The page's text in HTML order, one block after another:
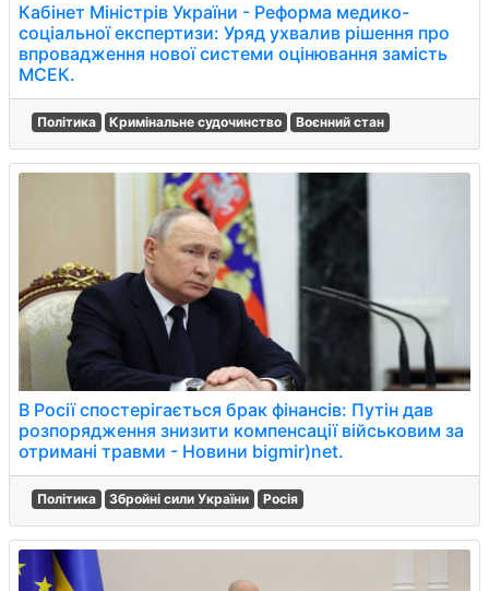
Кабінет Міністрів України - Реформа медико-
соціальної експертизи: Уряд ухвалив рішення про
впровадження нової системи оцінювання замість
МСЕК.
Політика Кримінальне судочинство Воєнний стан
В Росії спостерігається брак фінансів: Путін дав
розпорядження знизити компенсації військовим за
отримані травми - Новини bigmir)net.
Політика Збройні сили України Росія